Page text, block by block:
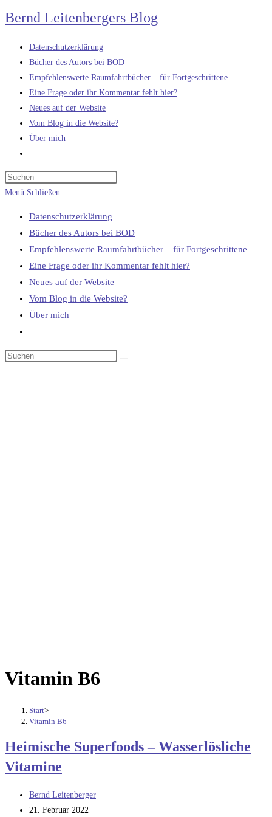
Zum
Inhalt
springen
Bernd Leitenbergers Blog
Datenschutzerklärung
Bücher des Autors bei BOD
Empfehlenswerte Raumfahrtbücher – für Fortgeschrittene
Eine Frage oder ihr Kommentar fehlt hier?
Neues auf der Website
Vom Blog in die Website?
Über mich
umschalten
Menü Schließen
Datenschutzerklärung
Bücher des Autors bei BOD
Empfehlenswerte Raumfahrtbücher – für Fortgeschrittene
Eine Frage oder ihr Kommentar fehlt hier?
Neues auf der Website
Vom Blog in die Website?
Über mich
umschalten
Vitamin B6
Start>
Vitamin B6
Heimische Superfoods – Wasserlösliche
Vitamine
Beitrags-
Autor:
Bernd Leitenberger
Beitrag
21. Februar 2022